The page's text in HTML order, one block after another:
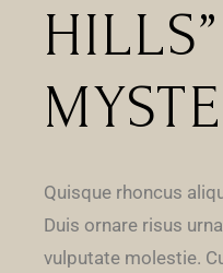
Quisque rhoncus
Duis ornare risus
vulputate molestie.